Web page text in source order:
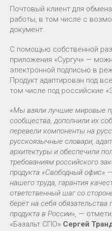
Почтовый клиент для
работы, в том числе с
документ.
С помощью собственной
приложения «Сургуч» —
электронной подписью в
Продукт адаптирован под
том числе под российские
«Мы взяли лучшие мировые
сообщества, дополнили их
перевели компоненты на
русскоязычные словари,
архитектуры и обеспечили
требованиям российского
продукта «Свободный офис»
нашего труда, гарантия
ответственный шаг со
берёт на себя обязательства
продукта в России», —
«Базальт СПО» Сергей